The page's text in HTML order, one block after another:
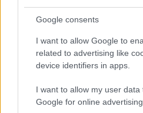
Google consents
I want to allow Google to
related to advertising like
device identifiers in apps.
I want to allow my user data
Google for online